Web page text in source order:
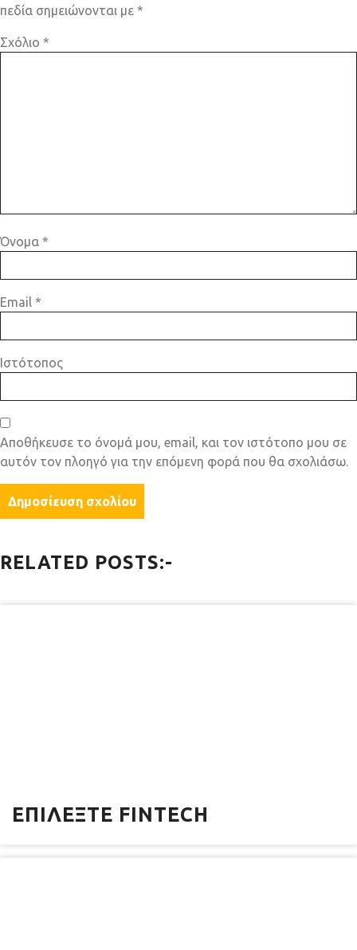
πεδία σημειώνονται με *
Σχόλιο *
Όνομα *
Email *
Ιστότοπος
Αποθήκευσε το όνομά μου, email, και τον ιστότοπο μου σε
αυτόν τον πλοηγό για την επόμενη φορά που θα σχολιάσω.
RELATED POSTS:-
ΕΠΙΛΈΞΤΕ FINTECH